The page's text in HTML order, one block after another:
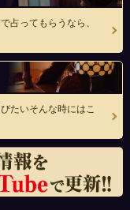
占ってもらうなら、
たいそんな時にはこ